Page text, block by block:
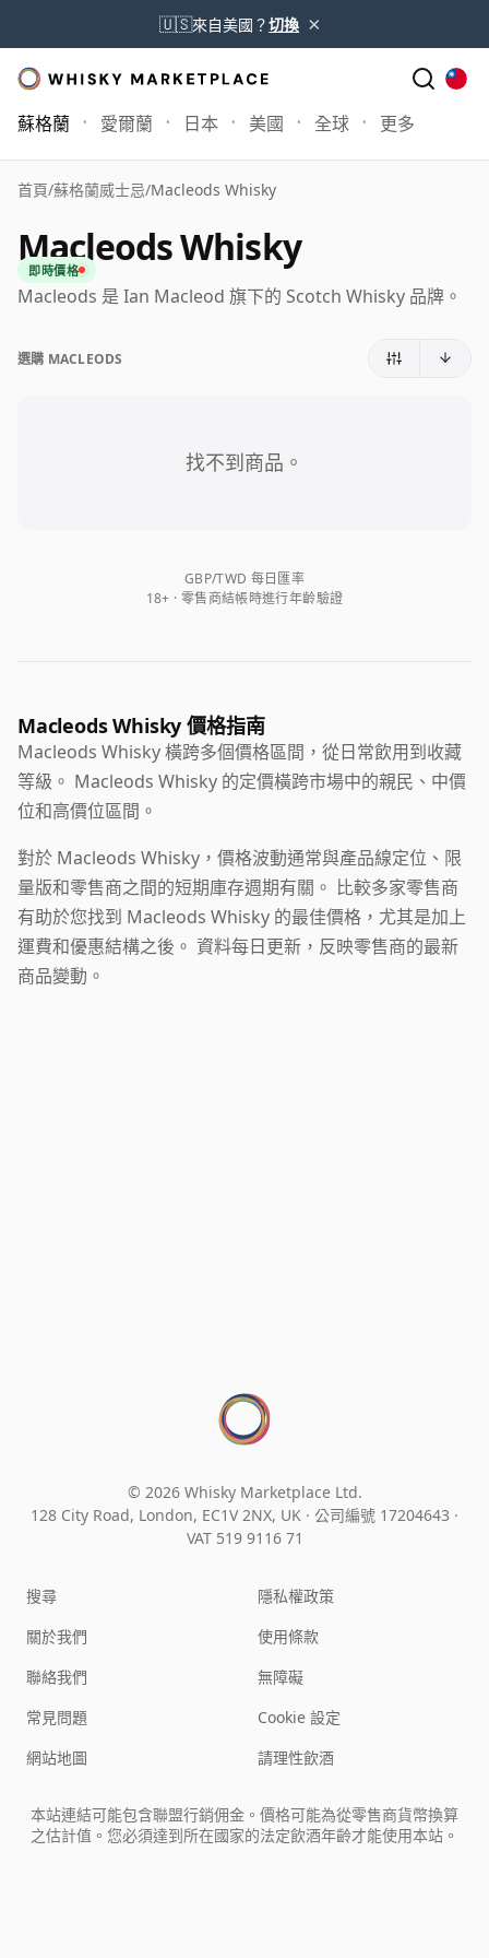
🇺🇸來自美國？切換 ×
蘇格蘭 愛爾蘭 日本 美國 全球 更多
首頁/蘇格蘭威士忌/Macleods Whisky
Macleods Whisky
即時價格
Macleods 是 Ian Macleod 旗下的 Scotch Whisky 品牌。
選購 MACLEODS
找不到商品。
GBP/TWD 每日匯率
18+ · 零售商結帳時進行年齡驗證
Macleods Whisky 價格指南
Macleods Whisky 橫跨多個價格區間，從日常飲用到收藏
等級。 Macleods Whisky 的定價橫跨市場中的親民、中價
位和高價位區間。
對於 Macleods Whisky，價格波動通常與產品線定位、限
量版和零售商之間的短期庫存週期有關。 比較多家零售商
有助於您找到 Macleods Whisky 的最佳價格，尤其是加上
運費和優惠結構之後。 資料每日更新，反映零售商的最新
商品變動。
© 2026 Whisky Marketplace Ltd.
128 City Road, London, EC1V 2NX, UK · 公司編號 17204643 ·
VAT 519 9116 71
搜尋
關於我們
聯絡我們
常見問題
網站地圖
隱私權政策
使用條款
無障礙
Cookie 設定
請理性飲酒
本站連結可能包含聯盟行銷佣金。價格可能為從零售商貨幣換算
之估計值。您必須達到所在國家的法定飲酒年齡才能使用本站。